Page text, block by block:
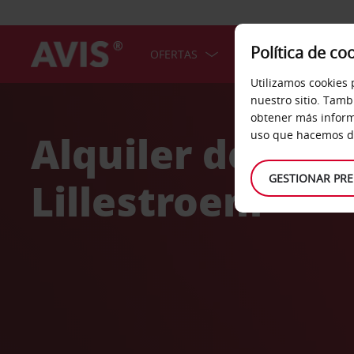
OFERTAS COCHES
Alquiler de
Lillestroem
Política de
Utilizamos
nuestro sitio.
obtener más
uso que hacemos
GESTIONAR